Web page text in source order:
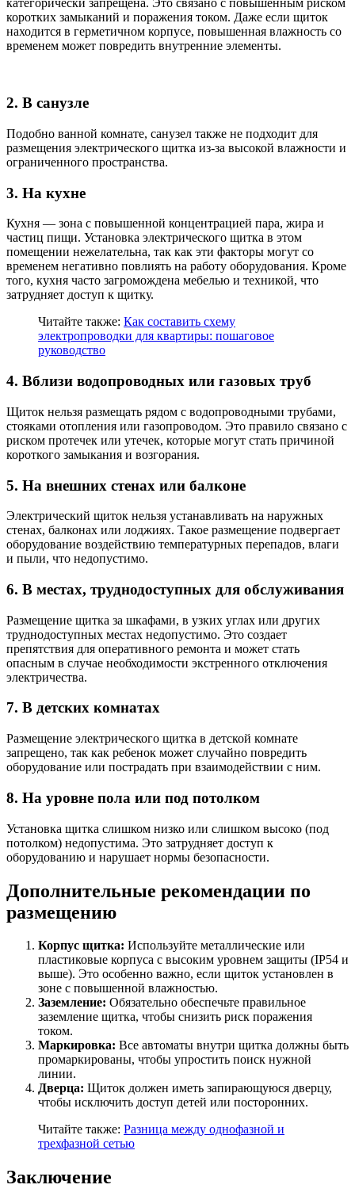
коротких замыканий и поражения током. Даже если щиток
находится в герметичном корпусе, повышенная влажность со
временем может повредить внутренние элементы.
2. В санузле
Подобно ванной комнате, санузел также не подходит для
размещения электрического щитка из-за высокой влажности и
ограниченного пространства.
3. На кухне
Кухня — зона с повышенной концентрацией пара, жира и
частиц пищи. Установка электрического щитка в этом
помещении нежелательна, так как эти факторы могут со
временем негативно повлиять на работу оборудования. Кроме
того, кухня часто загромождена мебелью и техникой, что
затрудняет доступ к щитку.
Читайте также: Как составить схему
электропроводки для квартиры: пошаговое
руководство
4. Вблизи водопроводных или газовых труб
Щиток нельзя размещать рядом с водопроводными трубами,
стояками отопления или газопроводом. Это правило связано с
риском протечек или утечек, которые могут стать причиной
короткого замыкания и возгорания.
5. На внешних стенах или балконе
Электрический щиток нельзя устанавливать на наружных
стенах, балконах или лоджиях. Такое размещение подвергает
оборудование воздействию температурных перепадов, влаги
и пыли, что недопустимо.
6. В местах, труднодоступных для обслуживания
Размещение щитка за шкафами, в узких углах или других
труднодоступных местах недопустимо. Это создает
препятствия для оперативного ремонта и может стать
опасным в случае необходимости экстренного отключения
электричества.
7. В детских комнатах
Размещение электрического щитка в детской комнате
запрещено, так как ребенок может случайно повредить
оборудование или пострадать при взаимодействии с ним.
8. На уровне пола или под потолком
Установка щитка слишком низко или слишком высоко (под
потолком) недопустима. Это затрудняет доступ к
оборудованию и нарушает нормы безопасности.
Дополнительные рекомендации по
размещению
Корпус щитка: Используйте металлические или
пластиковые корпуса с высоким уровнем защиты (IP54 и
выше). Это особенно важно, если щиток установлен в
зоне с повышенной влажностью.
Заземление: Обязательно обеспечьте правильное
заземление щитка, чтобы снизить риск поражения
током.
Маркировка: Все автоматы внутри щитка должны быть
промаркированы, чтобы упростить поиск нужной
линии.
Дверца: Щиток должен иметь запирающуюся дверцу,
чтобы исключить доступ детей или посторонних.
Читайте также: Разница между однофазной и
трехфазной сетью
Заключение